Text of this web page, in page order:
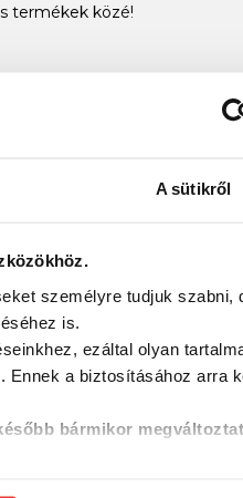
A sütikről
személyre tudjuk szabni,
is.
ezáltal olyan
Ennek a biztosításához arra
bármikor
termékek közé!
technológiai alapú pecáról,